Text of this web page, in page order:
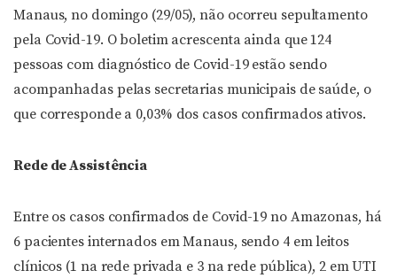
Manaus, no domingo (29/05), não ocorreu sepultamento
pela Covid-19. O boletim acrescenta ainda que 124
pessoas com diagnóstico de Covid-19 estão sendo
acompanhadas pelas secretarias municipais de saúde, o
que corresponde a 0,03% dos casos confirmados ativos.
Rede de Assistência
Entre os casos confirmados de Covid-19 no Amazonas, há
6 pacientes internados em Manaus, sendo 4 em leitos
clínicos (1 na rede privada e 3 na rede pública), 2 em UTI